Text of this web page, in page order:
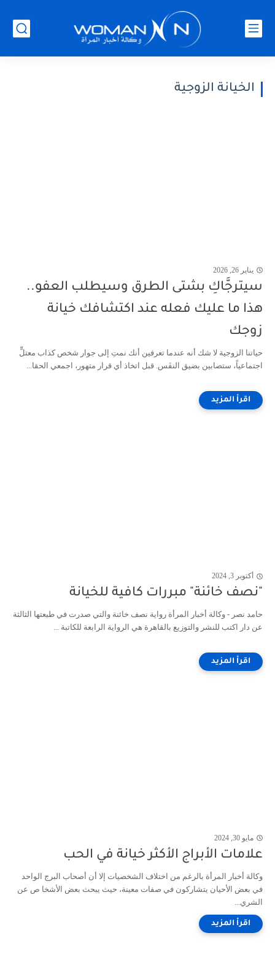
الخيانة الزوجية
يناير 26, 2026
سيترجَّاكِ بشتى الطرق وسيطلب العفو..
هذا ما عليك فعله عند اكتشافك خيانة
زوجك
حياتنا الزوجية لا شك أنه عندما تعرفين أنك نمتِ إلى جوار شخص كذاب معتلٍّ
اجتماعياً، ستصابين بضيق النفَس. قبل اتخاذ أي قرار متهور، اجمعي الحقا...
أكتوبر 3, 2024
"نصف خائنة" مبررات كافية للخيانة
حامد نصر - وكالة أخبار المرأة رواية نصف خائنة والتي صدرت في طبعتها الثالثة
عن دار اكتب للنشر والتوزيع بالقاهرة هي الرواية الرابعة للكاتبة ...
مايو 30, 2024
علامات الأبراج الأكثر خيانة في الحب
وكالة أخبار المرأة بالرغم من اختلاف الشخصيات إلا أن أصحاب البرج الواحد
في بعض الأحيان يتشاركون في صفات معينة، حيث يبحث بعض الأشخا ص عن
الشري...